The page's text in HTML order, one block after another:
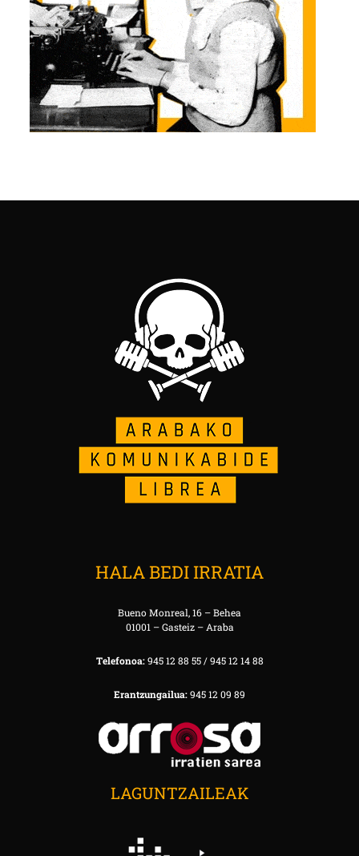
HALA BEDI IRRATIA
Bueno Monreal, 16 – Behea
01001 – Gasteiz – Araba
Telefonoa:945 12 88 55 / 945 12 14 88
Erantzungailua:945 12 09 89
LAGUNTZAILEAK